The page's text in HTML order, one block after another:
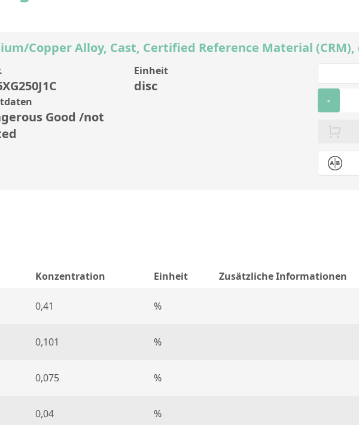
Copper Alloy, Cast, Certified Reference Material (CRM),
Einheit
disc
Good /not
-
Konzentration Einheit Zusätzliche Informationen
0,41 %
0,101 %
0,075 %
0,04 %